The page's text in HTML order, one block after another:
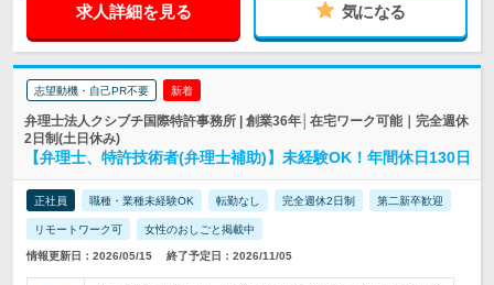
求人詳細を見る 気になる
志望動機・自己PR不要 新着
弁理士法人クシブチ国際特許事務所 | 創業36年│在宅ワーク可能｜完全週休
2日制(土日休み)
【弁理士、特許技術者(弁理士補助)】未経験OK！年間休日130日
正社員 職種・業種未経験OK 転勤なし 完全週休2日制 第二新卒歓迎
リモートワーク可 女性のおしごと掲載中
情報更新日：2026/05/15 終了予定日：2026/11/05